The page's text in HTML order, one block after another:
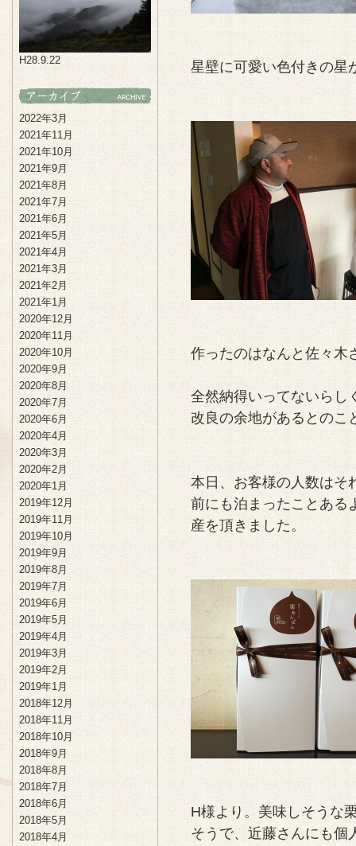
星壁に可愛い色付きの星
作ったのはなんと佐々木
全然納得いってないらし
改良の余地があるとのこ
本日、お客様の人数はそ
前にも泊まったことある
産を頂きました。
H様より。美味しそうな
そうで、近藤さんにも個
H28.9.22
2022年3月
2021年11月
2021年10月
2021年9月
2021年8月
2021年7月
2021年6月
2021年5月
2021年4月
2021年3月
2021年2月
2021年1月
2020年12月
2020年11月
2020年10月
2020年9月
2020年8月
2020年7月
2020年6月
2020年4月
2020年3月
2020年2月
2020年1月
2019年12月
2019年11月
2019年10月
2019年9月
2019年8月
2019年7月
2019年6月
2019年5月
2019年4月
2019年3月
2019年2月
2019年1月
2018年12月
2018年11月
2018年10月
2018年9月
2018年8月
2018年7月
2018年6月
2018年5月
2018年4月